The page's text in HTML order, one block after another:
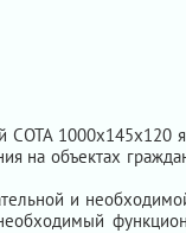
1000х145х120
на объектах
и